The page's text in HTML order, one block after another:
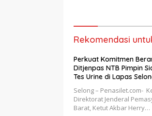
Rekomendasi
Perkuat Komitmen
Ditjenpas NTB Pimpin
Tes Urine di Lapas
Selong – Penasilet.com-
Direktorat Jenderal
Barat, Ketut Akbar Herry…